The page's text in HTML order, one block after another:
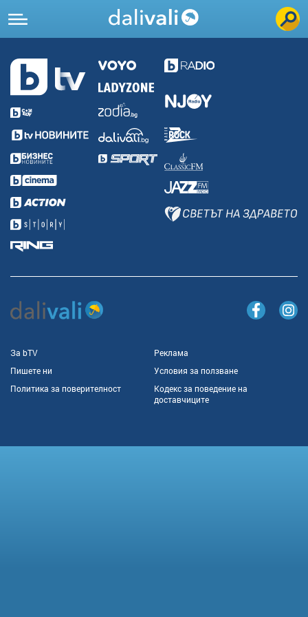
За bTV
Реклама
Пишете ни
Условия за ползване
Политика за поверителност
Кодекс за поведение на
доставчиците